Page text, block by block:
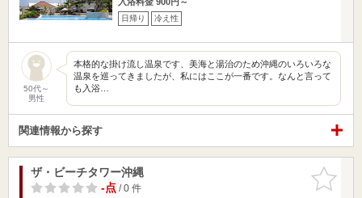
日帰り 冷え性
50代～
男性
本格的な掛け流し温泉です、美海と湯治のため沖縄のいろいろな
温泉を巡ってきましたが、私にはここが一番です。なんと言って
も入浴…
関連情報から探す
お気に入
りに追加
ザ・ビーチタワー沖縄
-点/ 0 件